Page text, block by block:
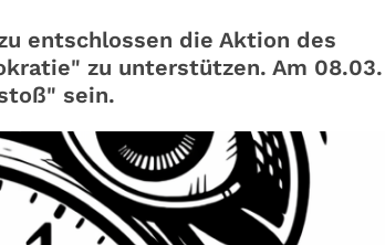
entschlossen die Aktion des
zu unterstützen. Am
sein.